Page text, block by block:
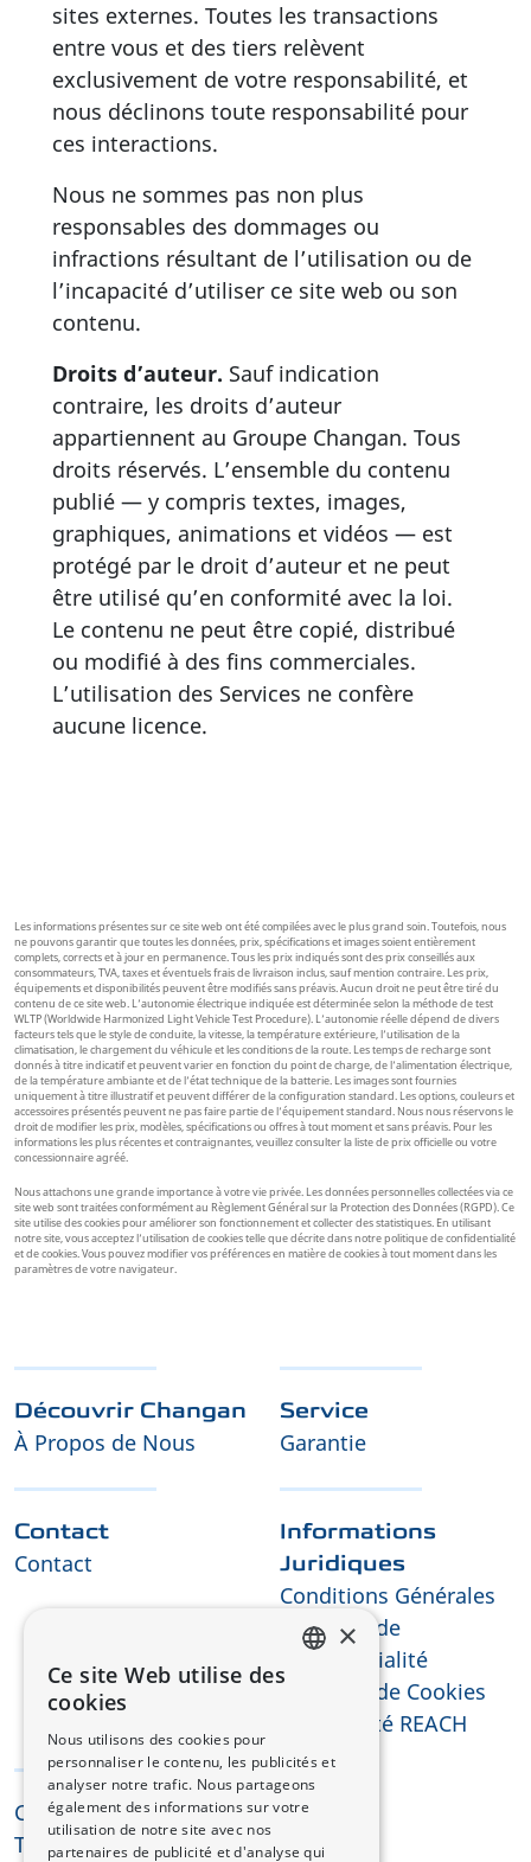
sites externes. Toutes les transactions
entre vous et des tiers relèvent
exclusivement de votre responsabilité, et
nous déclinons toute responsabilité pour
ces interactions.
Nous ne sommes pas non plus
responsables des dommages ou
infractions résultant de l’utilisation ou de
l’incapacité d’utiliser ce site web ou son
contenu.
Droits d’auteur. Sauf indication
contraire, les droits d’auteur
appartiennent au Groupe Changan. Tous
droits réservés. L’ensemble du contenu
publié — y compris textes, images,
graphiques, animations et vidéos — est
protégé par le droit d’auteur et ne peut
être utilisé qu’en conformité avec la loi.
Le contenu ne peut être copié, distribué
ou modifié à des fins commerciales.
L’utilisation des Services ne confère
aucune licence.
Les informations présentes sur ce site web ont été compilées avec le plus grand soin. Toutefois, nous
ne pouvons garantir que toutes les données, prix, spécifications et images soient entièrement
complets, corrects et à jour en permanence. Tous les prix indiqués sont des prix conseillés aux
consommateurs, TVA, taxes et éventuels frais de livraison inclus, sauf mention contraire. Les prix,
équipements et disponibilités peuvent être modifiés sans préavis. Aucun droit ne peut être tiré du
contenu de ce site web. L’autonomie électrique indiquée est déterminée selon la méthode de test
WLTP (Worldwide Harmonized Light Vehicle Test Procedure). L’autonomie réelle dépend de divers
facteurs tels que le style de conduite, la vitesse, la température extérieure, l’utilisation de la
climatisation, le chargement du véhicule et les conditions de la route. Les temps de recharge sont
donnés à titre indicatif et peuvent varier en fonction du point de charge, de l’alimentation électrique,
de la température ambiante et de l’état technique de la batterie. Les images sont fournies
uniquement à titre illustratif et peuvent différer de la configuration standard. Les options, couleurs et
accessoires présentés peuvent ne pas faire partie de l’équipement standard. Nous nous réservons le
droit de modifier les prix, modèles, spécifications ou offres à tout moment et sans préavis. Pour les
informations les plus récentes et contraignantes, veuillez consulter la liste de prix officielle ou votre
concessionnaire agréé.
Nous attachons une grande importance à votre vie privée. Les données personnelles collectées via ce
site web sont traitées conformément au Règlement Général sur la Protection des Données (RGPD). Ce
site utilise des cookies pour améliorer son fonctionnement et collecter des statistiques. En utilisant
notre site, vous acceptez l’utilisation de cookies telle que décrite dans notre politique de confidentialité
et de cookies. Vous pouvez modifier vos préférences en matière de cookies à tout moment dans les
paramètres de votre navigateur.
Découvrir Changan
À Propos de Nous
Service
Garantie
Contact
Contact
Informations
Juridiques
Conditions Générales
Politique de
Confidentialité
Politique de Cookies
Conformité REACH
CHANGAN © 2025
Tous droits réservés
×
Ce site Web utilise des
cookies
Nous utilisons des cookies pour
personnaliser le contenu, les publicités et
analyser notre trafic. Nous partageons
également des informations sur votre
utilisation de notre site avec nos
partenaires de publicité et d'analyse qui